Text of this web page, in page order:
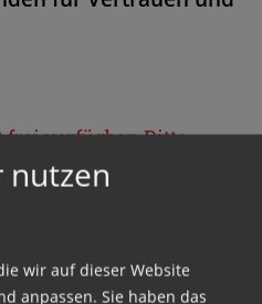
verfügbar. Bitte
Sie das
nutzen
wir auf dieser Website
anpassen. Sie haben das